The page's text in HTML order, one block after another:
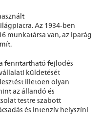
Az 1934-ben
munkatársa van, az iparág
fenntartható fejlodés
küldetését
illetoen olyan
az állandó és
testre szabott
és intenzív helyszíni